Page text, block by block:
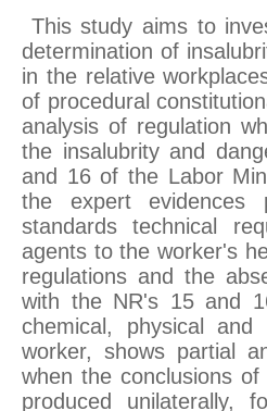
This study aims to
determination of
in the relative
of procedural
analysis of regulation
the insalubrity and
and 16 of the Labor
the expert evidences
standards technical
agents to the worker's
regulations and the
with the NR's 15 and
chemical, physical
worker, shows partial
when the conclusions
produced unilaterally,